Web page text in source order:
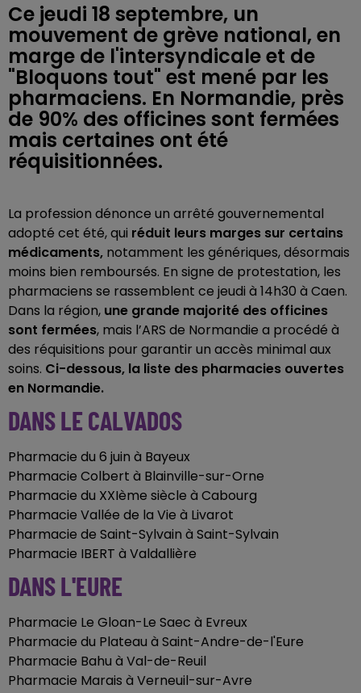
Ce jeudi 18 septembre, un
mouvement de grève national, en
marge de l'intersyndicale et de
"Bloquons tout" est mené par les
pharmaciens. En Normandie, près
de 90% des officines sont fermées
mais certaines ont été
réquisitionnées.
La profession dénonce un arrêté gouvernemental
adopté cet été, qui réduit leurs marges sur certains
médicaments, notamment les génériques, désormais
moins bien remboursés. En signe de protestation, les
pharmaciens se rassemblent ce jeudi à 14h30 à Caen.
Dans la région, une grande majorité des officines
sont fermées, mais l’ARS de Normandie a procédé à
des réquisitions pour garantir un accès minimal aux
soins. Ci-dessous, la liste des pharmacies ouvertes
en Normandie.
DANS LE CALVADOS
Pharmacie du 6 juin à Bayeux
Pharmacie Colbert à Blainville-sur-Orne
Pharmacie du XXIème siècle à Cabourg
Pharmacie Vallée de la Vie à Livarot
Pharmacie de Saint-Sylvain à Saint-Sylvain
Pharmacie IBERT à Valdallière
DANS L'EURE
Pharmacie Le Gloan-Le Saec à Evreux
Pharmacie du Plateau à Saint-Andre-de-l'Eure
Pharmacie Bahu à Val-de-Reuil
Pharmacie Marais à Verneuil-sur-Avre